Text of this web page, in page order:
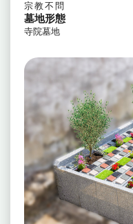
宗教不問
墓地形態
寺院墓地